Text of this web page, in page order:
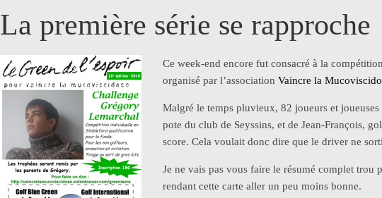
La première série se rapproche
Ce week-end encore fut consacré à la
organisé par l’association Vaincre la
Malgré le temps pluvieux, 82 joueurs et
pote du club de Seyssins, et de Jean-François,
score. Cela voulait donc dire que le driver ne
Je ne vais pas vous faire le résumé complet trou
rendant cette carte aller un peu moins bonne.